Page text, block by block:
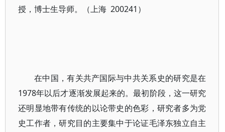
授，博士生导师。（上海 200241）
在中国，有关共产国际与中共关系史的研究是在
1978年以后才逐渐发展起来的。最初阶段，这一研究
还明显地带有传统的以论带史的色彩，研究者多为党
史工作者，研究目的主要集中于论证毛泽东独立自主